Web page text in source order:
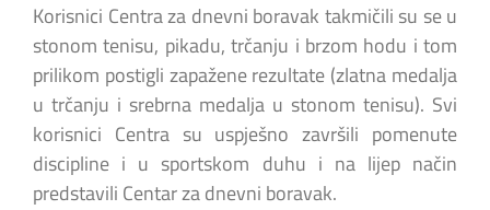
Korisnici Centra za dnevni boravak takmičili su se u
stonom tenisu, pikadu, trčanju i brzom hodu i tom
prilikom postigli zapažene rezultate (zlatna medalja
u trčanju i srebrna medalja u stonom tenisu). Svi
korisnici Centra su uspješno završili pomenute
discipline i u sportskom duhu i na lijep način
predstavili Centar za dnevni boravak.